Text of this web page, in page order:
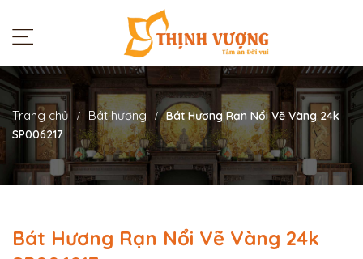
Trang chủ Bát hương
Bát Hương Rạn Nổi Vẽ Vàng 24k
SP006217
Bát Hương Rạn Nổi Vẽ Vàng 24k